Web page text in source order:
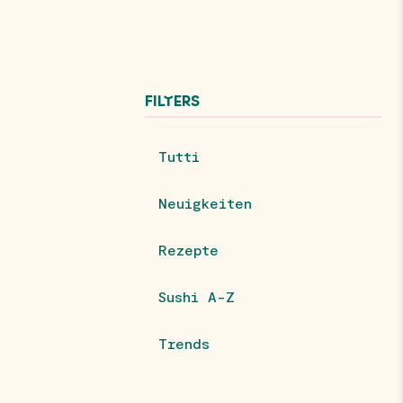
FILTERS
Tutti
Neuigkeiten
Rezepte
Sushi A-Z
Trends